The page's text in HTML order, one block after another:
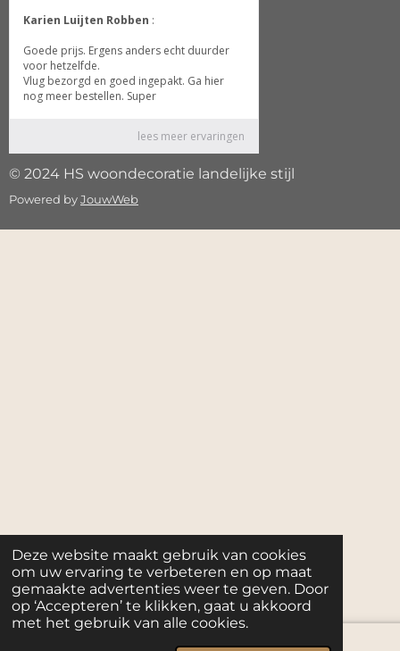
Deze website maakt gebruik van cookies
om uw ervaring te verbeteren en op maat
gemaakte advertenties weer te geven. Door
op ‘Accepteren’ te klikken, gaat u akkoord
met het gebruik van alle cookies.
© 2024 HS woondecoratie landelijke stijl
Powered byJouwWeb